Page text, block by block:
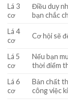
Lá 3
cơ
Điều duy
bạn chắc
Lá 4
cơ
Cơ hội sẽ
Lá 5
cơ
Nếu bạn
thời điểm
Lá 6
cơ
Bản chất
công việc